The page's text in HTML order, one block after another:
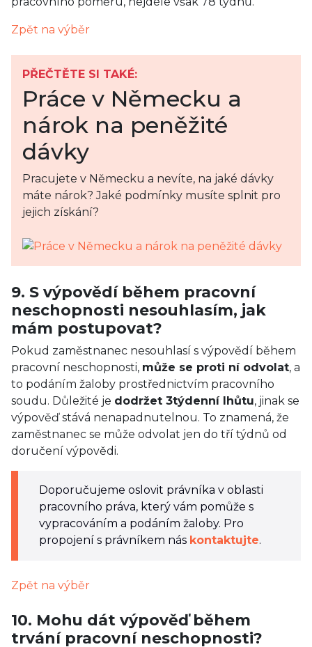
Zpět na výběr
PŘEČTĚTE SI TAKÉ:
Práce v Německu a
nárok na peněžité
dávky
Pracujete v Německu a nevíte, na jaké dávky
máte nárok? Jaké podmínky musíte splnit pro
jejich získání?
9. S výpovědí během pracovní
neschopnosti nesouhlasím, jak
mám postupovat?
Pokud zaměstnanec nesouhlasí s výpovědí během
pracovní neschopnosti, může se proti ní odvolat, a
to podáním žaloby prostřednictvím pracovního
soudu. Důležité je dodržet 3týdenní lhůtu, jinak se
výpověď stává nenapadnutelnou. To znamená, že
zaměstnanec se může odvolat jen do tří týdnů od
doručení výpovědi.
Doporučujeme oslovit právníka v oblasti
pracovního práva, který vám pomůže s
vypracováním a podáním žaloby. Pro
propojení s právníkem nás kontaktujte.
Zpět na výběr
10. Mohu dát výpověď během
trvání pracovní neschopnosti?